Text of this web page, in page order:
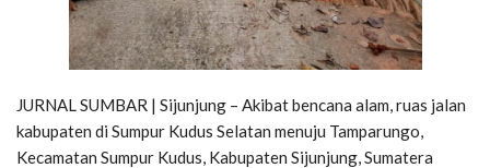
JURNAL SUMBAR | Sijunjung – Akibat bencana alam, ruas jalan
kabupaten di Sumpur Kudus Selatan menuju Tamparungo,
Kecamatan Sumpur Kudus, Kabupaten Sijunjung, Sumatera